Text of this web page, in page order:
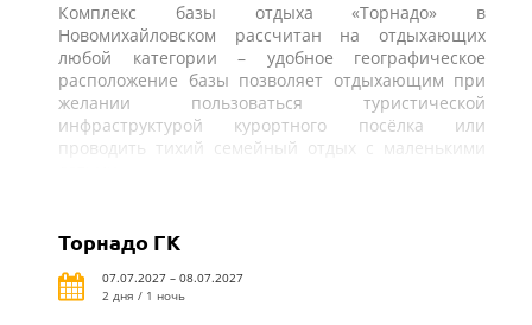
Комплекс базы отдыха «Торнадо» в
Новомихайловском рассчитан на отдыхающих
любой категории – удобное географическое
расположение базы позволяет отдыхающим при
желании пользоваться туристической
инфраструктурой курортного посёлка или
проводить тихий семейный отдых с маленькими
Торнадо ГК
07.07.2027 – 08.07.2027
2 дня / 1 ночь